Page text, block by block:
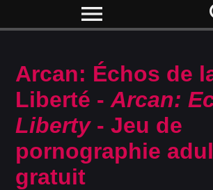
menu
Arcan: Échos de
Liberté -Arcan:
Liberty- Jeu de
pornographie
gratuit